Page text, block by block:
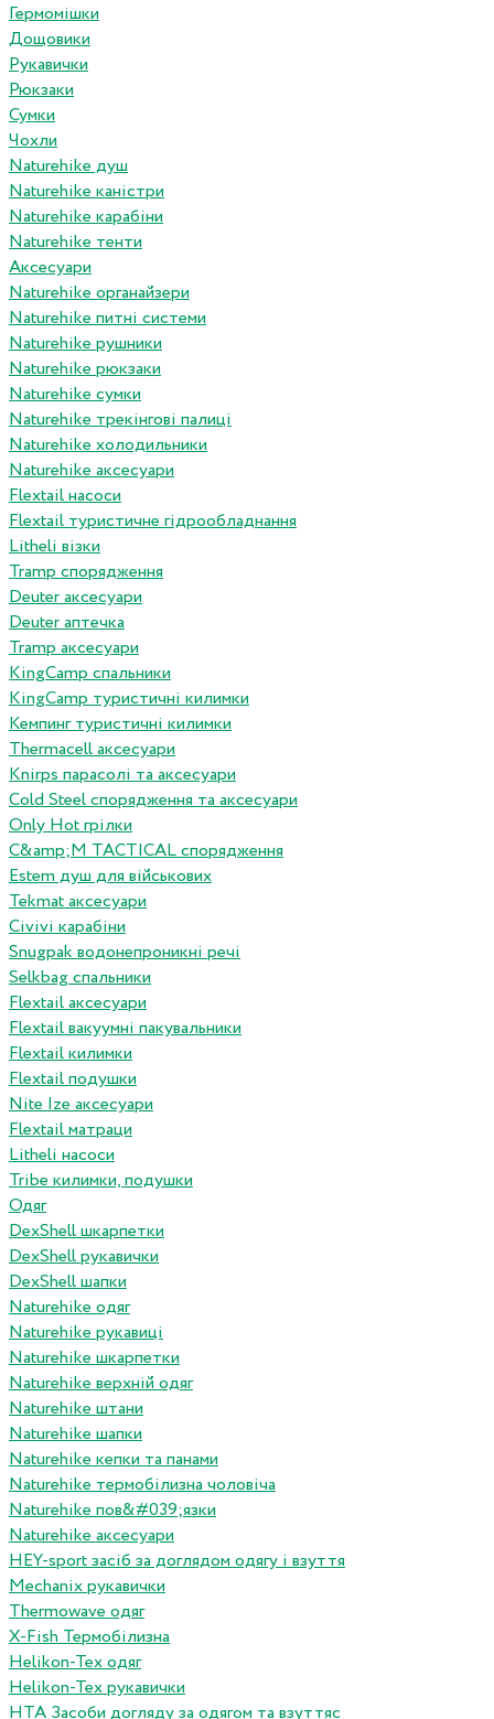
Гермомішки
Дощовики
Рукавички
Рюкзаки
Сумки
Чохли
Naturehike душ
Naturehike каністри
Naturehike карабіни
Naturehike тенти
Аксесуари
Naturehike органайзери
Naturehike питні системи
Naturehike рушники
Naturehike рюкзаки
Naturehike сумки
Naturehike трекінгові палиці
Naturehike холодильники
Naturehike аксесуари
Flextail насоси
Flextail туристичне гідрообладнання
Litheli візки
Tramp спорядження
Deuter аксесуари
Deuter аптечка
Tramp аксесуари
KingCamp спальники
KingCamp туристичні килимки
Кемпинг туристичні килимки
Thermacell аксесуари
Knirps парасолі та аксесуари
Cold Steel спорядження та аксесуари
Only Hot грілки
C&amp;M TACTICAL спорядження
Estem душ для військових
Tekmat аксесуари
Сivivi карабіни
Snugpak водонепроникні речі
Selkbag спальники
Flextail аксесуари
Flextail вакуумні пакувальники
Flextail килимки
Flextail подушки
Nite Ize аксесуари
Flextail матраци
Litheli насоси
Tribe килимки, подушки
Одяг
DexShell шкарпетки
DexShell рукавички
DexShell шапки
Naturehike одяг
Naturehike рукавиці
Naturehike шкарпетки
Naturehike верхній одяг
Naturehike штани
Naturehike шапки
Naturehike кепки та панами
Naturehike термобілизна чоловіча
Naturehike пов&#039;язки
Naturehike аксесуари
HEY-sport засіб за доглядом одягу і взуття
Mechanix рукавички
Thermowave одяг
X-Fish Термобілизна
Helikon-Tex одяг
Helikon-Tex рукавички
HTA Засоби догляду за одягом та взуттяс